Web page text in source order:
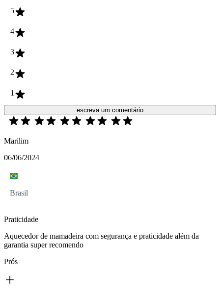
5
4
3
2
1
escreva um comentário
Marilim
06/06/2024
Brasil
Praticidade
Aquecedor de mamadeira com segurança e praticidade além da
garantia super recomendo
Prós